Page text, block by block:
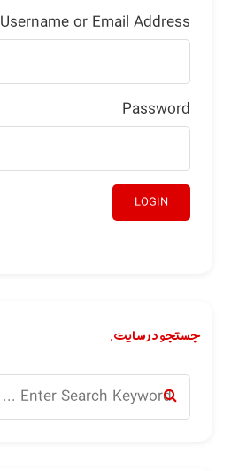
Username or Email Address
Password
LOGIN
جستجو در سایت.